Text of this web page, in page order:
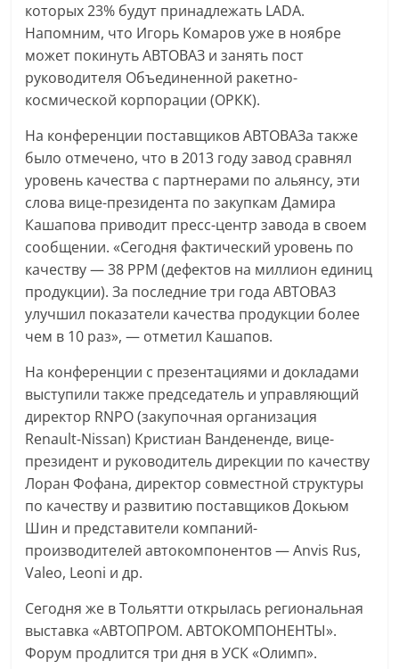
которых 23% будут принадлежать LADA.
Напомним, что Игорь Комаров уже в ноябре
может покинуть АВТОВАЗ и занять пост
руководителя Объединенной ракетно-
космической корпорации (ОРКК).
На конференции поставщиков АВТОВАЗа также
было отмечено, что в 2013 году завод сравнял
уровень качества с партнерами по альянсу, эти
слова вице-президента по закупкам Дамира
Кашапова приводит пресс-центр завода в своем
сообщении. «Сегодня фактический уровень по
качеству — 38 PPM (дефектов на миллион единиц
продукции). За последние три года АВТОВАЗ
улучшил показатели качества продукции более
чем в 10 раз», — отметил Кашапов.
На конференции с презентациями и докладами
выступили также председатель и управляющий
директор RNPO (закупочная организация
Renault-Nissan) Кристиан Вандененде, вице-
президент и руководитель дирекции по качеству
Лоран Фофана, директор совместной структуры
по качеству и развитию поставщиков Докьюм
Шин и представители компаний-
производителей автокомпонентов — Anvis Rus,
Valeo, Leoni и др.
Сегодня же в Тольятти открылась региональная
выставка «АВТОПРОМ. АВТОКОМПОНЕНТЫ».
Форум продлится три дня в УСК «Олимп».